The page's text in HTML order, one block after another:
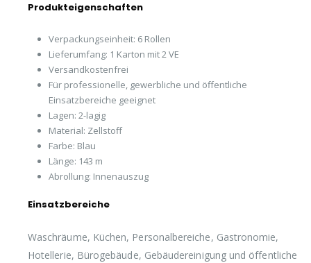
Produkteigenschaften
Verpackungseinheit: 6 Rollen
Lieferumfang: 1 Karton mit 2 VE
Versandkostenfrei
Für professionelle, gewerbliche und öffentliche
Einsatzbereiche geeignet
Lagen: 2-lagig
Material: Zellstoff
Farbe: Blau
Länge: 143 m
Abrollung: Innenauszug
Einsatzbereiche
Waschräume, Küchen, Personalbereiche, Gastronomie,
Hotellerie, Bürogebäude, Gebäudereinigung und öffentliche